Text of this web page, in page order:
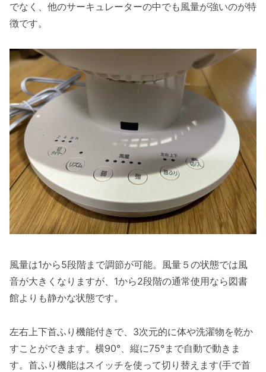
でなく、他のサーキュレーターの中でも風量が強いのが特
徴です。
風量は1から5段階まで調節が可能。風量５の状態では風
音が大きくなりますが、1から2段階の通常使用なら図書
館よりも静かな状態です。
左右上下首ふり機能付きで、3次元的に体や洗濯物を乾か
すことができます。横90°、縦に75°まで自動で動きま
す。首ふり機能はスイッチを使って切り替えます(手で首